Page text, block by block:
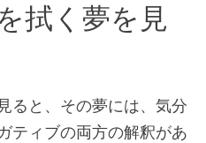
拭く夢を見
ると、その夢には、気分
ティブの両方の解釈があ